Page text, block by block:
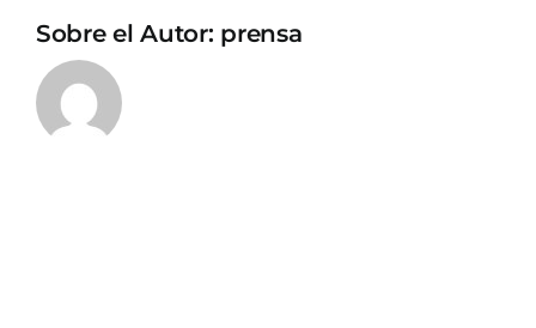
Sobre el Autor: prensa